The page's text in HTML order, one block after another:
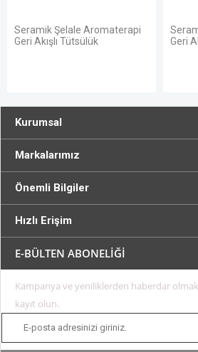
Seramik Şelale Aromaterapi
Geri Akışlı Tütsülük
Geri
Kurumsal
Markalarımız
Önemli Bilgiler
Hızlı Erişim
E-BÜLTEN ABONELİĞİ
Kampanya ve yeniliklerden haberdar
kayıt olun.